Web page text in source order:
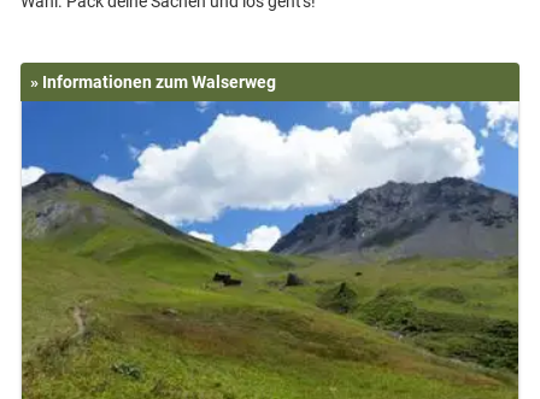
» Informationen zum Walserweg